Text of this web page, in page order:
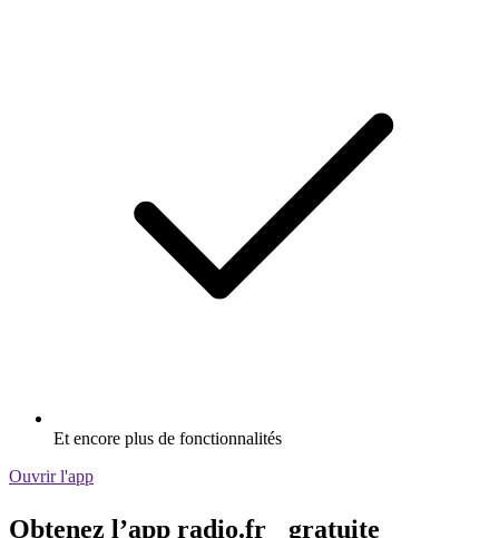
Et encore plus de fonctionnalités
Ouvrir l'app
Obtenez l’app radio.fr gratuite